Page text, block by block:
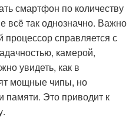
смартфон по количеству
всё так однозначно. Важно
процессор справляется с
камерой,
увидеть, как в
мощные чипы, но
памяти. Это приводит к